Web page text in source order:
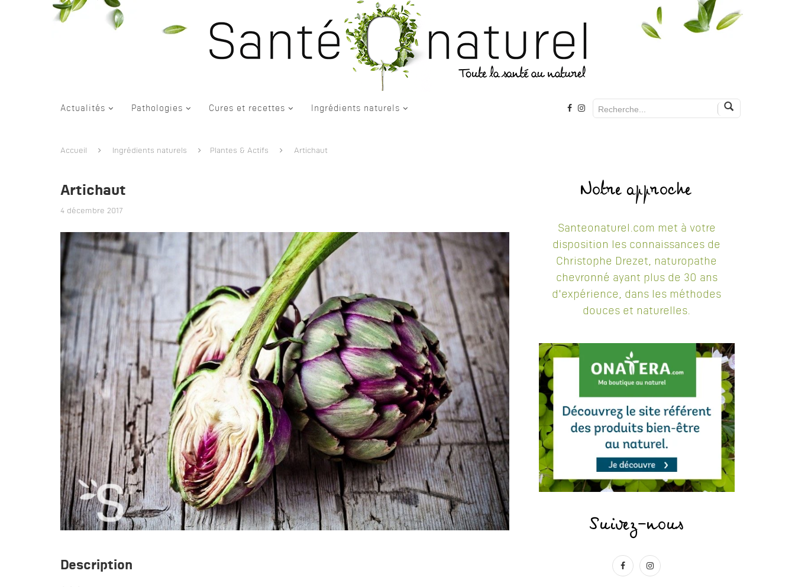
Actualités Pathologies Cures et recettes Ingrédients naturels
Accueil Ingrédients naturels Plantes & Actifs Artichaut
Artichaut
4 décembre 2017
Description
Notre approche
Santeonaturel.com met à votre
disposition les connaissances de
Christophe Drezet, naturopathe
chevronné ayant plus de 30 ans
d'expérience, dans les méthodes
douces et naturelles.
Suivez-nous